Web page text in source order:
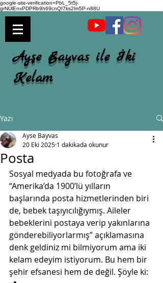
google-site-verification=PbL_5t5j-
grNUlEnxPDPRb9h69cnQI7ks2lm5P-n88U
Ayşe Bayvas ile İki
Kelam
Yazı
Posta
Ayse Bayvas
20 Eki 2025 1 dakikada okunur
Sosyal medyada bu fotoğrafa ve
“Amerika’da 1900’lü yılların
başlarında posta hizmetlerinden biri
de, bebek taşıyıcılığıymış. Aileler
bebeklerini postaya verip yakınlarına
gönderebiliyorlarmış” açıklamasına
denk geldiniz mi bilmiyorum ama iki
kelam edeyim istiyorum. Bu hem bir
şehir efsanesi hem de değil. Şöyle ki: